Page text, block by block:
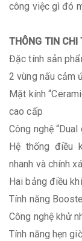
công việc gì đó
THÔNG TIN CHI
Đặc tính sản
2 vùng nấu cảm
Mặt kính
cao cấp
Công nghệ
Hệ thống điều
nhanh và chính
Hai bảng điều
Tính năng
Công nghệ khử
Tính năng hẹn